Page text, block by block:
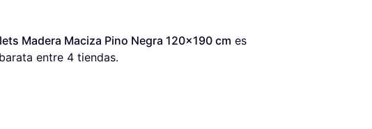
Madera Maciza Pino Negra 120x190 cm
entre 4 tiendas.